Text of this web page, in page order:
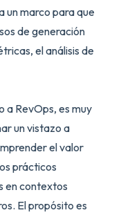
un marco para que
de generación
el análisis de
a RevOps, es muy
un vistazo a
el valor
prácticos
en contextos
El propósito es